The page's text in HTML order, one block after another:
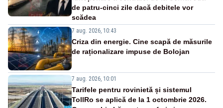
de patru-cinci zile dacă debitele vor
scădea
7 aug. 2026, 10:43
Criza din energie. Cine scapă de măsurile
de raționalizare impuse de Bolojan
7 aug. 2026, 10:01
Tarifele pentru rovinietă și sistemul
TollRo se aplică de la 1 octombrie 2026.